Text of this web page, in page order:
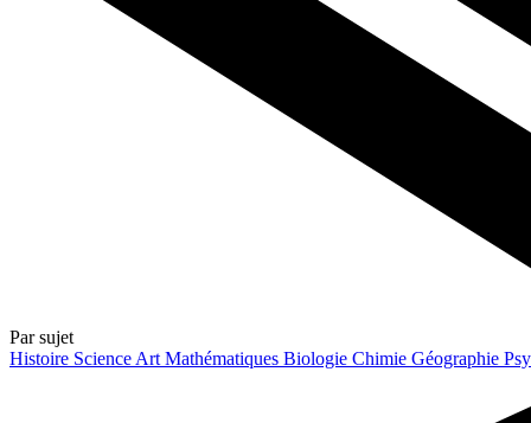
Par sujet
Histoire Science Art Mathématiques Biologie Chimie Géographie